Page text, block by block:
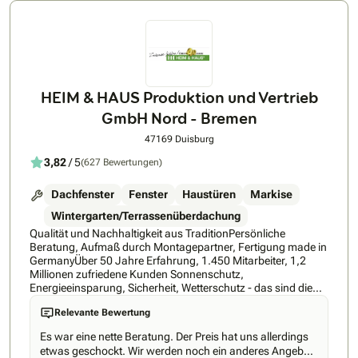
HEIM & HAUS Produktion und Vertrieb
GmbH Nord - Bremen
47169 Duisburg
3,82/ 5(627 Bewertungen)
Dachfenster Fenster Haustüren
Markise
Wintergarten/Terrassenüberdachung
Qualität und Nachhaltigkeit aus TraditionPersönliche
Beratung, Aufmaß durch Montagepartner, Fertigung made in
GermanyÜber 50 Jahre Erfahrung, 1.450 Mitarbeiter, 1,2
Millionen zufriedene Kunden Sonnenschutz,
Energieeinsparung, Sicherheit, Wetterschutz - das sind die
Stärken von HEIM &amp; HAUS. Hinzu kommt ein
einzigartiges Vertriebskonzept: Ohne den sonst üblichen
Zwischenhandel liefern wir direkt ab Werk maßgefertigte
Qualitätsprodukte &#34;Made in Germany&#34; - zu einem
Relevante Bewertung
Es war eine nette Beratung. Der Preis hat uns allerdings
etwas geschockt. Wir werden noch ein anderes Angebot